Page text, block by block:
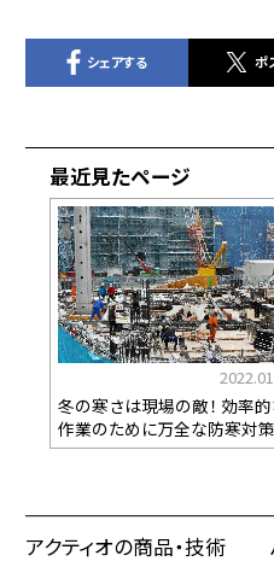
シェアする ポ
最近見たページ
冬の寒さは現場の敵！ 効率
作業のために万全な防寒対
アクティオの商品・技術